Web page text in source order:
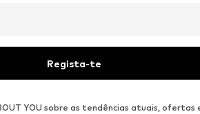
Regista-te
YOU sobre as tendências atuais, ofertas